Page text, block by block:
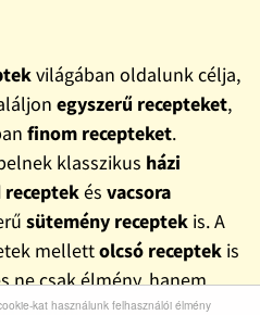
kat használunk felhasználói élmény
világában oldalunk célja,
egyszerű recepteket,
finom recepteket.
klasszikus házi
receptekés vacsora
sütemény receptekis. A
mellettolcsó receptekis
ne csak élmény, hanem
legyen.